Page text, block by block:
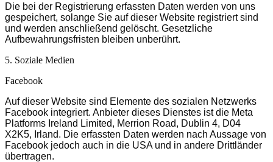
Die bei der Registrierung erfassten Daten werden von uns
gespeichert, solange Sie auf dieser Website registriert sind
und werden anschließend gelöscht. Gesetzliche
Aufbewahrungsfristen bleiben unberührt.
5. Soziale Medien
Facebook
Auf dieser Website sind Elemente des sozialen Netzwerks
Facebook integriert. Anbieter dieses Dienstes ist die Meta
Platforms Ireland Limited, Merrion Road, Dublin 4, D04
X2K5, Irland. Die erfassten Daten werden nach Aussage von
Facebook jedoch auch in die USA und in andere Drittländer
übertragen.